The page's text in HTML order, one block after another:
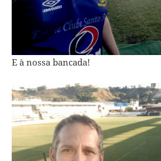
E à nossa bancada!